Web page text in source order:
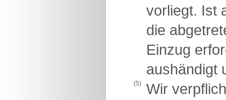
vorliegt. Ist
die
Einzug
aushändigt
(5)
Wir